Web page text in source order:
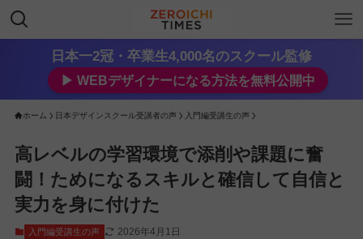
日本一2冠・卒業生4,000名のスクール監修
▶︎ WEBデザイナーになる方法を無料公開中
ホーム 日本デザインスクール受講者の声 入門編受講生の声
高レベルの学習環境で添削や課題に奮
闘！ためになるスキルと確信して自信と
実力を身に付けた
入門編受講生の声 2026年4月1日